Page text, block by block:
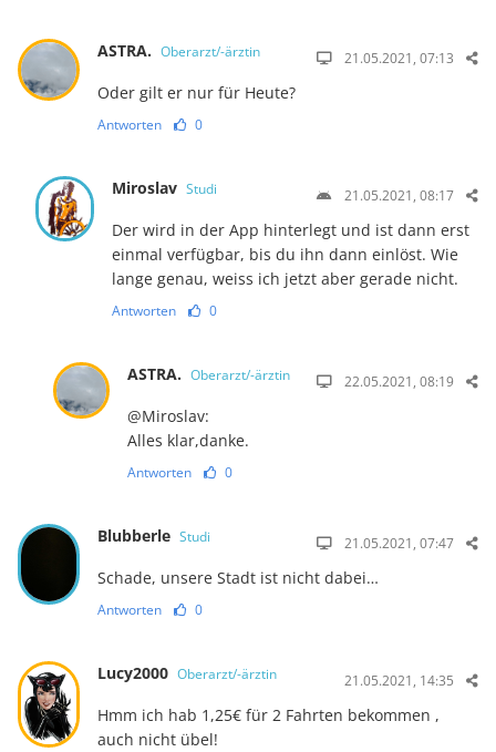
ASTRA. Oberarzt/-ärztin 21.05.2021, 07:13
Oder gilt er nur für Heute?
Antworten 0
Miroslav Studi 21.05.2021, 08:17
Der wird in der App hinterlegt und ist dann erst
einmal verfügbar, bis du ihn dann einlöst. Wie
lange genau, weiss ich jetzt aber gerade nicht.
Antworten 0
ASTRA. Oberarzt/-ärztin 22.05.2021, 08:19
@Miroslav:
Alles klar,danke.
Antworten 0
Blubberle Studi 21.05.2021, 07:47
Schade, unsere Stadt ist nicht dabei…
Antworten 0
Lucy2000 Oberarzt/-ärztin 21.05.2021, 14:35
Hmm ich hab 1,25€ für 2 Fahrten bekommen ,
auch nicht übel!